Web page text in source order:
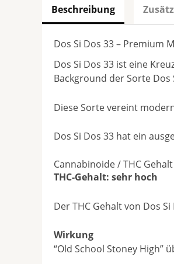
Beschreibung
Dos Si Dos 33 – Premium
Dos Si Dos 33 ist eine
Background der Sorte Dos
Diese Sorte vereint
Dos Si Dos 33 hat ein
Cannabinoide / THC
THC-Gehalt: sehr hoch
Der THC Gehalt von Dos
Wirkung
“Old School Stoney High”